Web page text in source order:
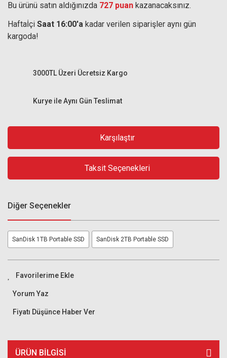
Bu ürünü satın aldığınızda 727 puan kazanacaksınız.
Haftaİçi Saat 16:00'a kadar verilen siparişler aynı gün
kargoda!
Kurye ile Aynı Gün Teslimat
3000TL Üzeri Ücretsiz Kargo
Karşılaştır
Taksit Seçenekleri
Diğer Seçenekler
SanDisk 1TB Portable SSD SanDisk 2TB Portable SSD
Yorum Yaz
Fiyatı Düşünce Haber Ver
ÜRÜN BILGISI